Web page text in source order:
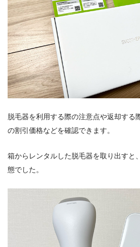
脱毛器を利用する際の注意点や返却する
の割引価格などを確認できます。
箱からレンタルした脱毛器を取り出すと
態でした。